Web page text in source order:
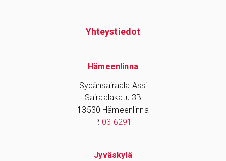
Yhteys­tiedot
Hämeenlinna
Sydänsairaala Assi
Sairaalakatu 3B
13530 Hämeenlinna
P. 03 6291
Jyväskylä